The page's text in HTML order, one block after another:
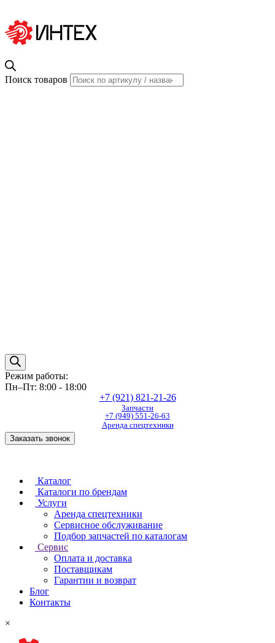
Поиск товаров
Режим работы:
Пн–Пт: 8:00 - 18:00
+7 (921) 821-21-26
Запчасти
+7 (949) 551-26-63
Аренда спецтехники
Заказать звонок
Каталог
Каталоги по брендам
Услуги
Аренда спецтехники
Сервисное обслуживание
Подбор запчастей по каталогам
Сервис
Оплата и доставка
Поставщикам
Гарантии и возврат
Блог
Контакты
×